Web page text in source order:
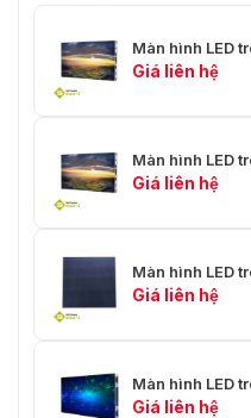
Bảo trì
Tuổi thọ
truyền tín hiệu
Màn hình LED
Giá liên hệ
Màn hình LED
Giá liên hệ
Màn hình LED
Giá liên hệ
Màn hình LED
Giá liên hệ